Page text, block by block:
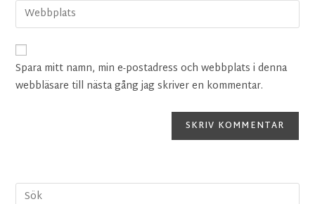
Spara mitt namn, min e-postadress och webbplats i denna
webbläsare till nästa gång jag skriver en kommentar.